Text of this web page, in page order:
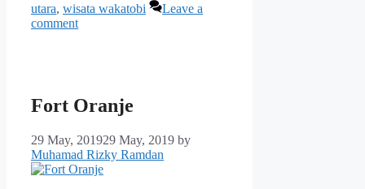
utara, wisata wakatobi
Leave a
comment
Fort Oranje
29 May, 201929 May, 2019 by
Muhamad Rizky Ramdan